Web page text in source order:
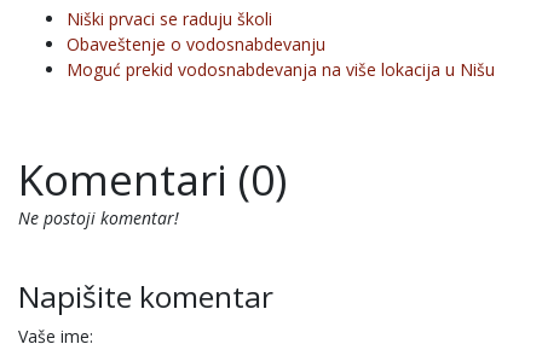
Niški prvaci se raduju školi
Obaveštenje o vodosnabdevanju
Moguć prekid vodosnabdevanja na više lokacija u Nišu
Komentari (0)
Ne postoji komentar!
Napišite komentar
Vaše ime: